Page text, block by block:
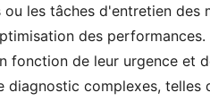
les tâches d'entretien des
des performances.
fonction de leur urgence et
diagnostic complexes, telles